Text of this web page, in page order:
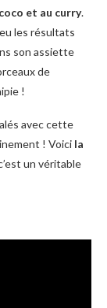
et au curry.
les résultats
son assiette
de
!
avec cette
! Voici la
un véritable